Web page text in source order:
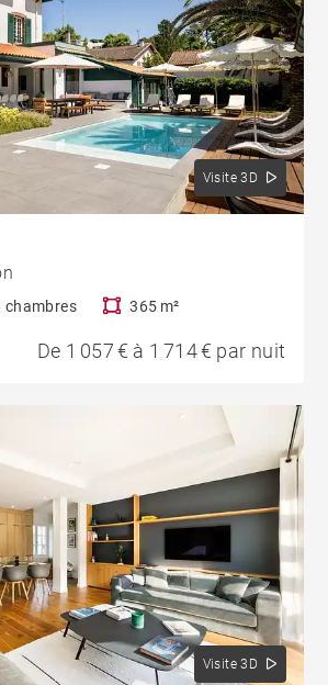
Visite 3D
chambres 365 m²
De 1 057 € à 1 714 € par nuit
Visite 3D